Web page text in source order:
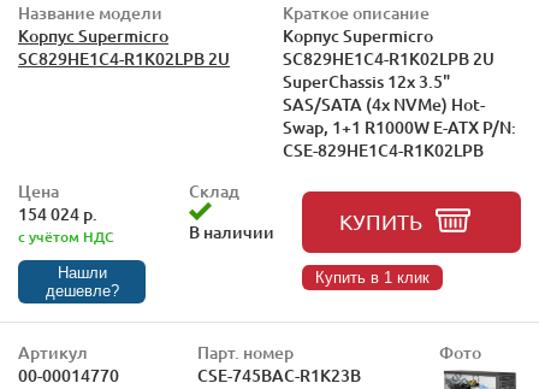
Название модели
Корпус Supermicro
SC829HE1C4-R1K02LPB 2U
Краткое описание
Корпус Supermicro
SC829HE1C4-R1K02LPB 2U
SuperChassis 12x 3.5"
SAS/SATA (4x NVMe) Hot-
Swap, 1+1 R1000W E-ATX P/N:
CSE-829HE1C4-R1K02LPB
Цена
154 024 р.
с учётом НДС
Нашли
дешевле?
Склад
В наличии
КУПИТЬ
Купить в 1 клик
Артикул
00-00014770
Парт. номер
CSE-745BAC-R1K23B
Фото